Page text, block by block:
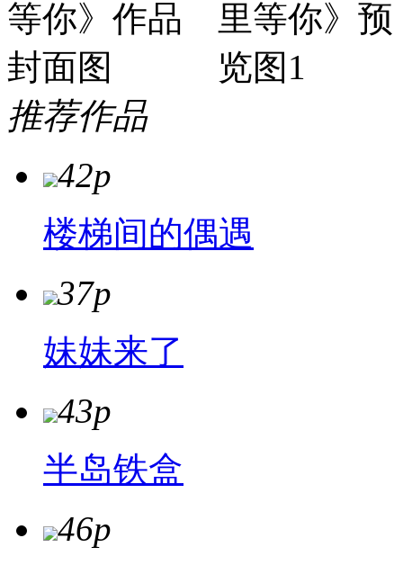
推荐作品
42p
楼梯间的偶遇
37p
妹妹来了
43p
半岛铁盒
46p